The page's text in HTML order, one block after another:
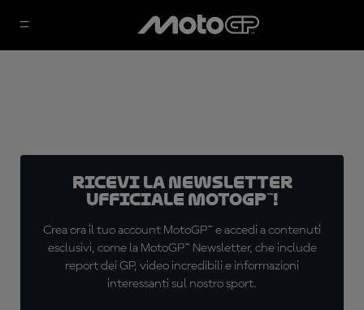
Ricevi la newsletter
ufficiale MotoGP™!
Crea ora il tuo account MotoGP™ e accedi a contenuti
esclusivi, come la MotoGP™ Newsletter, che include
report dei GP, video incredibili e informazioni
interessanti sul nostro sport.